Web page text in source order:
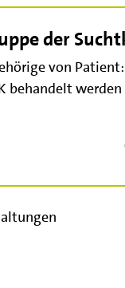
der
von
behandelt
Meldungen…